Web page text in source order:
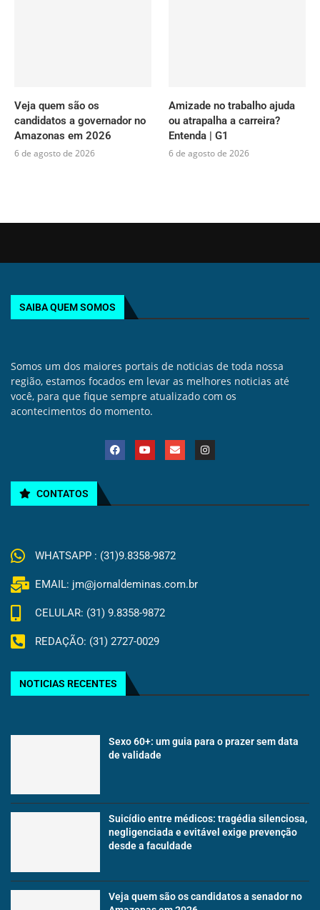
Veja quem são os
candidatos a governador no
Amazonas em 2026
6 de agosto de 2026
Amizade no trabalho ajuda
ou atrapalha a carreira?
Entenda | G1
6 de agosto de 2026
SAIBA QUEM SOMOS
Somos um dos maiores portais de noticias de toda nossa
região, estamos focados em levar as melhores noticias até
você, para que fique sempre atualizado com os
acontecimentos do momento.
CONTATOS
WHATSAPP : (31)9.8358-9872
EMAIL: jm@jornaldeminas.com.br
CELULAR: (31) 9.8358-9872
REDAÇÃO: (31) 2727-0029
NOTICIAS RECENTES
Sexo 60+: um guia para o prazer sem data
de validade
Suicídio entre médicos: tragédia silenciosa,
negligenciada e evitável exige prevenção
desde a faculdade
Veja quem são os candidatos a senador no